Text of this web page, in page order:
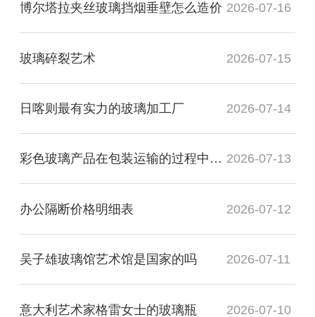
博尔塔拉夹丝玻璃挡烟垂壁怎么造价 2026-07-16
玻璃碎裂艺术 2026-07-15
日喀则最有实力的玻璃加工厂 2026-07-14
彩色玻璃产品在包装运输的过程中需要注意哪些事项 2026-07-13
办公隔断价格明细表 2026-07-12
吴子雄玻璃馆艺术馆是国家的吗 2026-07-11
意大利艺术家格雷女士的玻璃瓶 2026-07-10